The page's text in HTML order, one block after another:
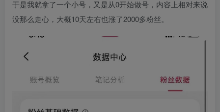
于是我就拿了一个小号，又是从0开始做号，内容上相对来说
没那么走心，大概10天左右也涨了2000多粉丝。​